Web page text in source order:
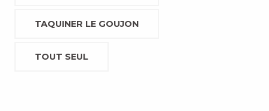
TAQUINER LE GOUJON
TOUT SEUL